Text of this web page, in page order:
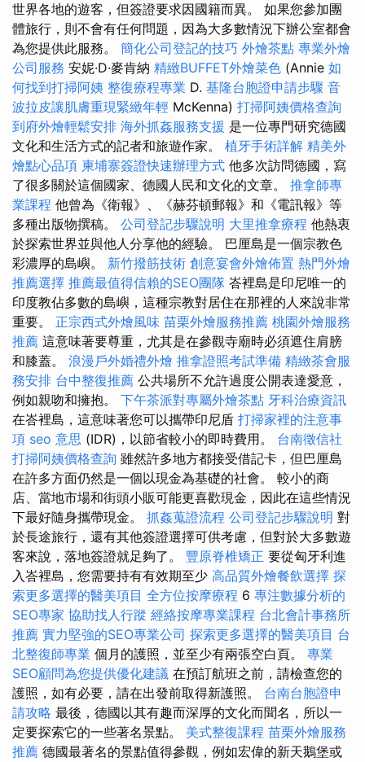
世界各地的遊客，但簽證要求因國籍而異。 如果您參加團
體旅行，則不會有任何問題，因為大多數情況下辦公室都會
為您提供此服務。 簡化公司登記的技巧 外燴茶點 專業外燴
公司服務 安妮·D·麥肯納 精緻BUFFET外燴菜色 (Annie 如
何找到打掃阿姨 整復療程專業 D. 基隆台胞證申請步驟 音
波拉皮讓肌膚重現緊緻年輕 McKenna) 打掃阿姨價格查詢
到府外燴輕鬆安排 海外抓姦服務支援 是一位專門研究德國
文化和生活方式的記者和旅遊作家。 植牙手術詳解 精美外
燴點心品項 柬埔寨簽證快速辦理方式 他多次訪問德國，寫
了很多關於這個國家、德國人民和文化的文章。 推拿師專
業課程 他曾為《衛報》、《赫芬頓郵報》和《電訊報》等
多種出版物撰稿。 公司登記步驟說明 大里推拿療程 他熱衷
於探索世界並與他人分享他的經驗。 巴厘島是一個宗教色
彩濃厚的島嶼。 新竹撥筋技術 創意宴會外燴佈置 熱門外燴
推薦選擇 推薦最值得信賴的SEO團隊 峇裡島是印尼唯一的
印度教佔多數的島嶼，這種宗教對居住在那裡的人來說非常
重要。 正宗西式外燴風味 苗栗外燴服務推薦 桃園外燴服務
推薦 這意味著要尊重，尤其是在參觀寺廟時必須遮住肩膀
和膝蓋。 浪漫戶外婚禮外燴 推拿證照考試準備 精緻茶會服
務安排 台中整復推薦 公共場所不允許過度公開表達愛意，
例如親吻和擁抱。 下午茶派對專屬外燴茶點 牙科治療資訊
在峇裡島，這意味著您可以攜帶印尼盾 打掃家裡的注意事
項 seo 意思 (IDR)，以節省較小的即時費用。 台南徵信社
打掃阿姨價格查詢 雖然許多地方都接受借記卡，但巴厘島
在許多方面仍然是一個以現金為基礎的社會。 較小的商
店、當地市場和街頭小販可能更喜歡現金，因此在這些情況
下最好隨身攜帶現金。 抓姦蒐證流程 公司登記步驟說明 對
於長途旅行，還有其他簽證選擇可供考慮，但對於大多數遊
客來說，落地簽證就足夠了。 豐原脊椎矯正 要從匈牙利進
入峇裡島，您需要持有有效期至少 高品質外燴餐飲選擇 探
索更多選擇的醫美項目 全方位按摩療程 6 專注數據分析的
SEO專家 協助找人行蹤 經絡按摩專業課程 台北會計事務所
推薦 實力堅強的SEO專業公司 探索更多選擇的醫美項目 台
北整復師專業 個月的護照，並至少有兩張空白頁。 專業
SEO顧問為您提供優化建議 在預訂航班之前，請檢查您的
護照，如有必要，請在出發前取得新護照。 台南台胞證申
請攻略 最後，德國以其有趣而深厚的文化而聞名，所以一
定要探索它的一些著名景點。 美式整復課程 苗栗外燴服務
推薦 德國最著名的景點值得參觀，例如宏偉的新天鵝堡或